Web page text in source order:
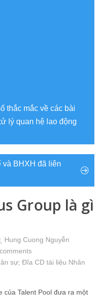
thắc mắc về các bài
lý quan hệ lao động
BHXH đã liên
Group là gì
Hung Cuong Nguyễn
sự; Đĩa CD tài liệu Nhân
của Talent Pool đưa ra một